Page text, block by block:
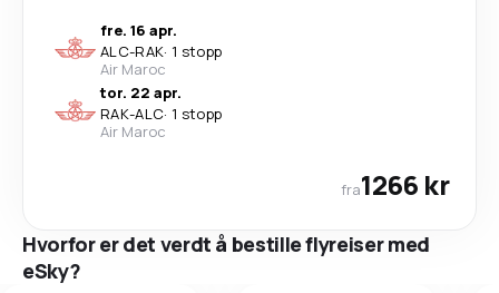
fre. 16 apr.
ALC-RAK· 1 stopp
Air Maroc
tor. 22 apr.
RAK-ALC· 1 stopp
Air Maroc
fra1266 kr
Hvorfor er det verdt å bestille flyreiser med
eSky?